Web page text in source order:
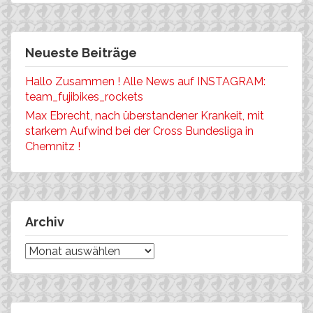
Neueste Beiträge
Hallo Zusammen ! Alle News auf INSTAGRAM:
team_fujibikes_rockets
Max Ebrecht, nach überstandener Krankeit, mit
starkem Aufwind bei der Cross Bundesliga in
Chemnitz !
Archiv
Archiv